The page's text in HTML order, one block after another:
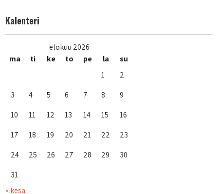
Kalenteri
elokuu 2026
ma
ti ke to pe la
su
1
2
3
4 5 6 7 8
9
10
11 12 13 14 15
16
17
18 19 20 21 22
23
24
25 26 27 28 29
30
31
« kesä